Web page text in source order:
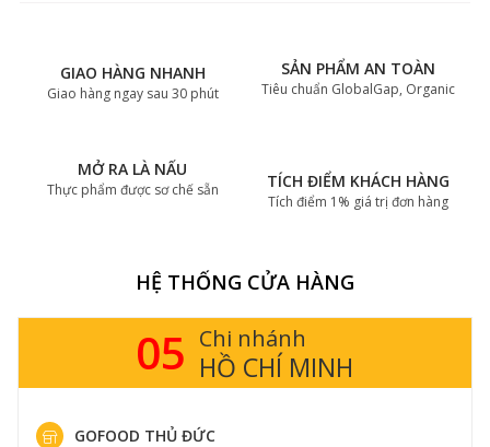
GIAO HÀNG NHANH
Giao hàng ngay sau 30 phút
SẢN PHẨM AN TOÀN
Tiêu chuẩn GlobalGap, Organic
MỞ RA LÀ NẤU
Thực phẩm được sơ chế sẵn TÍCH ĐIỂM KHÁCH HÀNG
Tích điểm 1% giá trị đơn hàng
HỆ THỐNG CỬA HÀNG
05 Chi nhánh
HỒ CHÍ MINH
GOFOOD THỦ ĐỨC